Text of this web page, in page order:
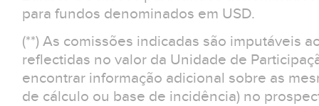
para fundos denominados em USD.
(**) As comissões indicadas são imputáveis
reflectidas no valor da Unidade de
encontrar informação adicional sobre as
de cálculo ou base de incidência) no